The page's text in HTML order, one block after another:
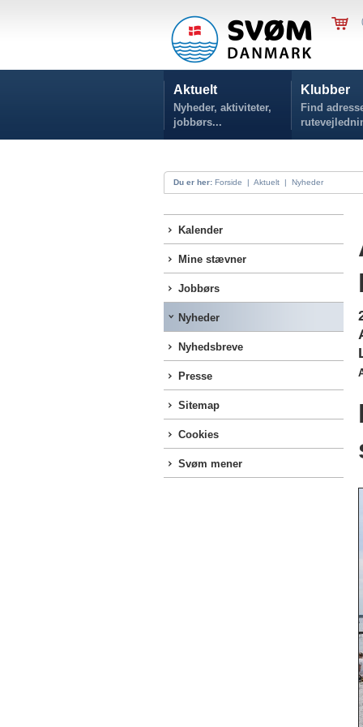
Aktuelt
Nyheder, aktiviteter,
jobbørs...
Klubber
Find
Du er her: Forside | Aktuelt | Nyheder
Kalender
Mine stævner
Jobbørs
Nyheder
Nyhedsbreve
Presse
Sitemap
Cookies
Svøm mener